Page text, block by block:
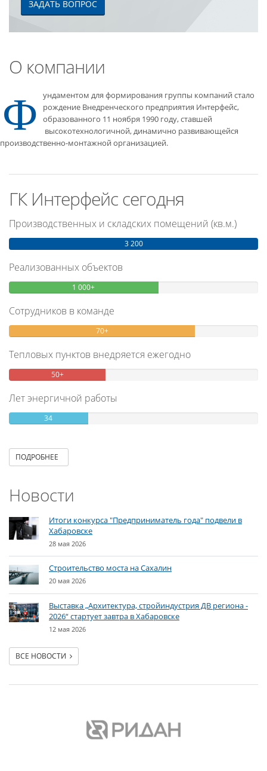
ЗАДАТЬ ВОПРОС
О компании
Ф
ундаментом для формирования группы компаний стало
рождение Внедренческого предприятия Интерфейс,
образованного 11 ноября 1990 году, ставшей
высокотехнологичной, динамично развивающейся
производственно-монтажной организацией.
ГК Интерфейс сегодня
Производственных и складских помещений (кв.м.)
3 200
Реализованных объектов
Сотрудников в команде
70+
Тепловых пунктов внедряется ежегодно
Лет энергичной работы
ПОДРОБНЕЕ
Новости
Итоги конкурса "Предприниматель года" подвели в
Хабаровске
28 мая 2026
Строительство моста на Сахалин
20 мая 2026
Выставка „Архитектура, стройиндустрия ДВ региона -
2026“ стартует завтра в Хабаровске
12 мая 2026
ВСЕ НОВОСТИ